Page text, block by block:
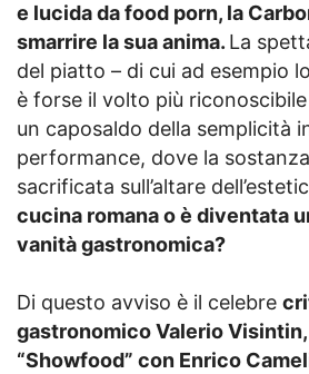
e lucida da food porn, la
smarrire la sua anima. La
del piatto – di cui ad esempio
è forse il volto più
un caposaldo della semplicità
performance, dove la
sacrificata sull’altare
cucina romana o è diventata
vanità gastronomica?
Di questo avviso è il celebre
gastronomico Valerio
“Showfood” con Enrico